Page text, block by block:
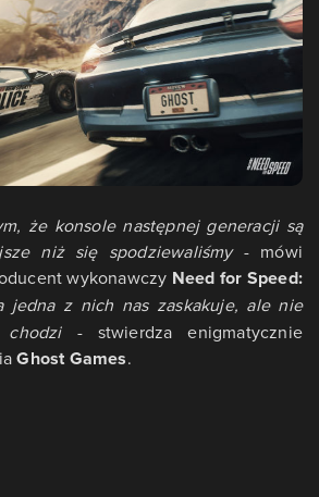
że konsole następnej generacji są
niż się spodziewaliśmy- mówi
wykonawczy Need for Speed:
jedna z nich nas zaskakuje, ale nie
- stwierdza enigmatycznie
Ghost Games.